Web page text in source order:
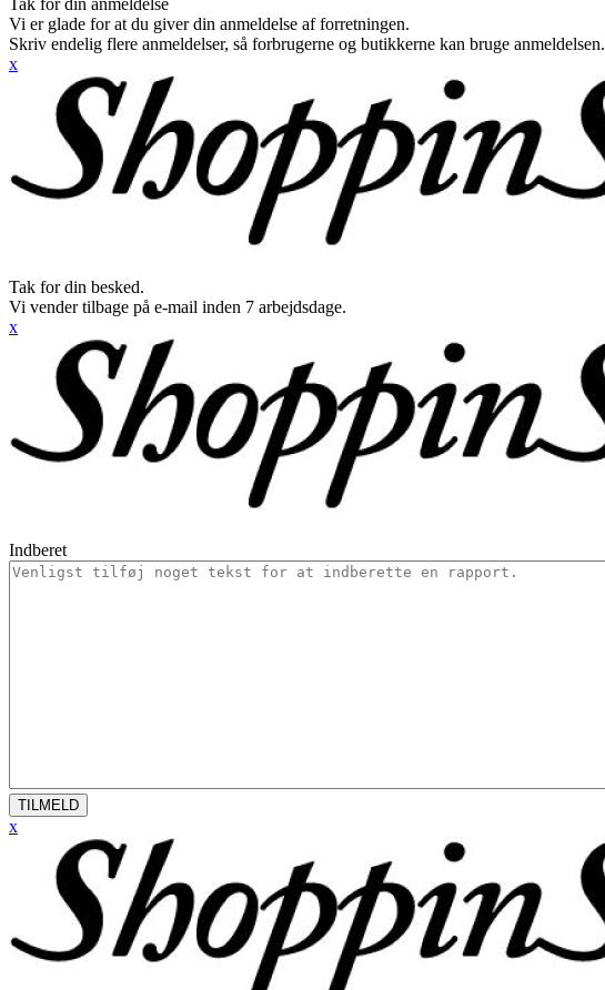
Tak for din anmeldelse
Vi er glade for at du giver din anmeldelse af forretningen.
Skriv endelig flere anmeldelser, så forbrugerne og butikkerne kan bruge anmeldelsen.
x
Tak for din besked.
Vi vender tilbage på e-mail inden 7 arbejdsdage.
x
Indberet
TILMELD
x